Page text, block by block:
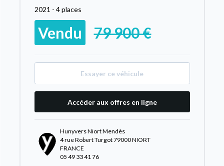
2021 - 4 places
Vendu 79 900 €
Essayer ce véhicule
Accéder aux offres en ligne
Hunyvers Niort Mendès
4 rue Robert Turgot 79000 NIORT
FRANCE
05 49 33 41 76